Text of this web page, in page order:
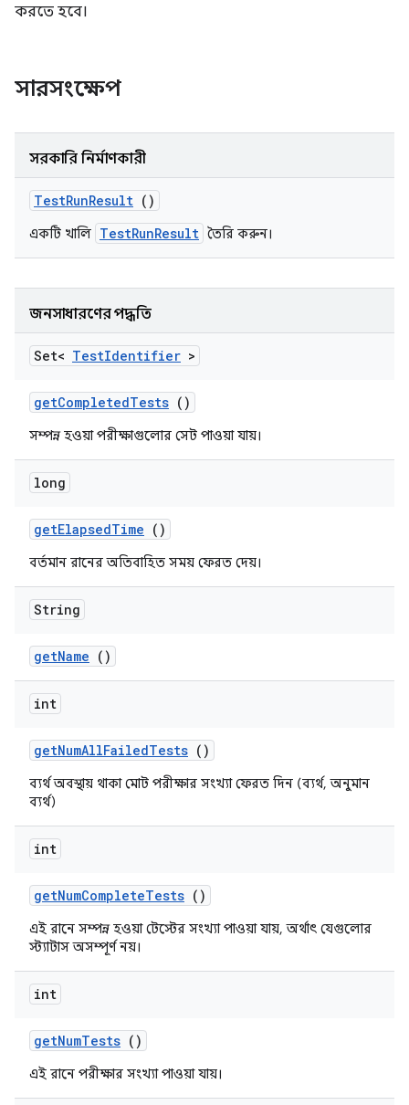
করতে হবে।
সারসংক্ষেপ
সরকারি নির্মাণকারী
TestRunResult ()
একটি খালি TestRunResult তৈরি করুন।
জনসাধারণের পদ্ধতি
Set< TestIdentifier >
getCompletedTests ()
সম্পন্ন হওয়া পরীক্ষাগুলোর সেট পাওয়া যায়।
long
getElapsedTime ()
বর্তমান রানের অতিবাহিত সময় ফেরত দেয়।
String
getName ()
int
getNumAllFailedTests ()
ব্যর্থ অবস্থায় থাকা মোট পরীক্ষার সংখ্যা ফেরত দিন (ব্যর্থ, অনুমান
ব্যর্থ)
int
getNumCompleteTests ()
এই রানে সম্পন্ন হওয়া টেস্টের সংখ্যা পাওয়া যায়, অর্থাৎ যেগুলোর
স্ট্যাটাস অসম্পূর্ণ নয়।
int
getNumTests ()
এই রানে পরীক্ষার সংখ্যা পাওয়া যায়।